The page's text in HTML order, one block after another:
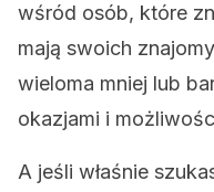
wśród osób, które
mają swoich
wieloma mniej lub
okazjami i
A jeśli właśnie